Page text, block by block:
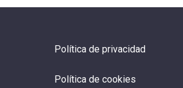
Política de privacidad
Política de cookies